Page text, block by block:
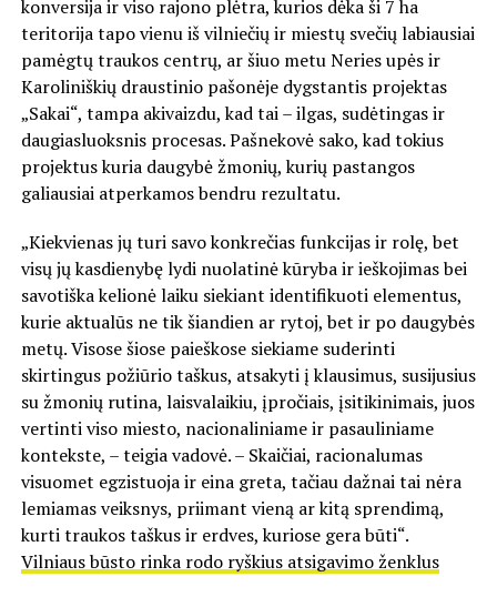
konversija ir viso rajono plėtra, kurios dėka ši 7 ha
teritorija tapo vienu iš vilniečių ir miestų svečių labiausiai
pamėgtų traukos centrų, ar šiuo metu Neries upės ir
Karoliniškių draustinio pašonėje dygstantis projektas
„Sakai“, tampa akivaizdu, kad tai – ilgas, sudėtingas ir
daugiasluoksnis procesas. Pašnekovė sako, kad tokius
projektus kuria daugybė žmonių, kurių pastangos
galiausiai atperkamos bendru rezultatu.
„Kiekvienas jų turi savo konkrečias funkcijas ir rolę, bet
visų jų kasdienybę lydi nuolatinė kūryba ir ieškojimas bei
savotiška kelionė laiku siekiant identifikuoti elementus,
kurie aktualūs ne tik šiandien ar rytoj, bet ir po daugybės
metų. Visose šiose paieškose siekiame suderinti
skirtingus požiūrio taškus, atsakyti į klausimus, susijusius
su žmonių rutina, laisvalaikiu, įpročiais, įsitikinimais, juos
vertinti viso miesto, nacionaliniame ir pasauliniame
kontekste, – teigia vadovė. – Skaičiai, racionalumas
visuomet egzistuoja ir eina greta, tačiau dažnai tai nėra
lemiamas veiksnys, priimant vieną ar kitą sprendimą,
kurti traukos taškus ir erdves, kuriose gera būti“.
Vilniaus būsto rinka rodo ryškius atsigavimo ženklus